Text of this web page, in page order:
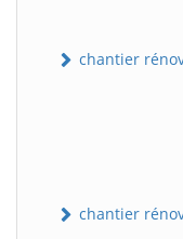
chantier
chantier